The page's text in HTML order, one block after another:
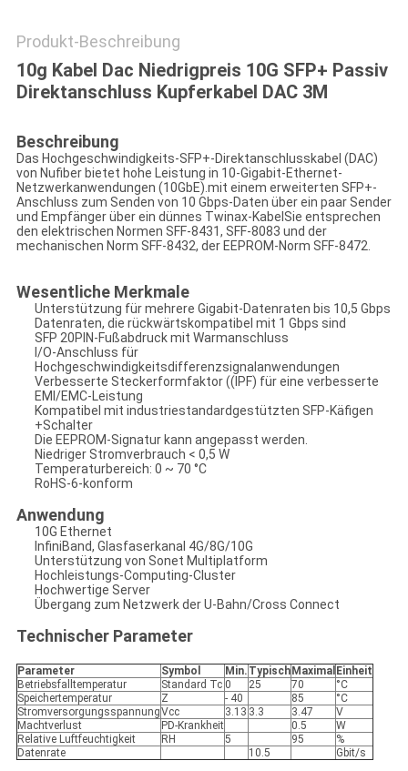
DATENSCHUTZRICHTLINIE
Produkt-Beschreibung
10g Kabel Dac Niedrigpreis 10G SFP+ Passiv
Direktanschluss Kupferkabel DAC 3M
Beschreibung
Das Hochgeschwindigkeits-SFP+-Direktanschlusskabel (DAC)
von Nufiber bietet hohe Leistung in 10-Gigabit-Ethernet-
Netzwerkanwendungen (10GbE).mit einem erweiterten SFP+-
Anschluss zum Senden von 10 Gbps-Daten über ein paar Sender
und Empfänger über ein dünnes Twinax-KabelSie entsprechen
den elektrischen Normen SFF-8431, SFF-8083 und der
mechanischen Norm SFF-8432, der EEPROM-Norm SFF-8472.
Wesentliche Merkmale
Unterstützung für mehrere Gigabit-Datenraten bis 10,5 Gbps
Datenraten, die rückwärtskompatibel mit 1 Gbps sind
SFP 20PIN-Fußabdruck mit Warmanschluss
I/O-Anschluss für
Hochgeschwindigkeitsdifferenzsignalanwendungen
Verbesserte Steckerformfaktor ((IPF) für eine verbesserte
EMI/EMC-Leistung
Kompatibel mit industriestandardgestützten SFP-Käfigen
+Schalter
Die EEPROM-Signatur kann angepasst werden.
Niedriger Stromverbrauch < 0,5 W
Temperaturbereich: 0 ~ 70 °C
RoHS-6-konform
Anwendung
10G Ethernet
InfiniBand, Glasfaserkanal 4G/8G/10G
Unterstützung von Sonet Multiplatform
Hochleistungs-Computing-Cluster
Hochwertige Server
Übergang zum Netzwerk der U-Bahn/Cross Connect
Technischer Parameter
Parameter Symbol Min. Typisch Maximal Einheit
Betriebsfalltemperatur
Standard Tc 0 25 70
°C
Speichertemperatur
Z - 40 85
°C
StromversorgungsspannungVcc 3.13 3.3 3.47
V
Machtverlust
PD-Krankheit 0.5
W
Relative Luftfeuchtigkeit
RH 5 95
%
Datenrate
10.5 Gbit/s